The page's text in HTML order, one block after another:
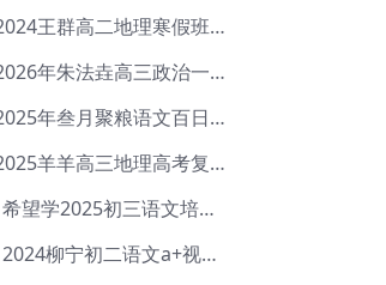
2024王群高二地理寒假班教程【Ei-075】
2026年朱法垚高三政治一轮复习暑假班【Eh-041】
2025年叁月聚粮语文百日冲刺｜荡平玄学诅咒【Ea-001】
2025羊羊高三地理高考复习视频教程+讲义【Ei-051】
希望学2025初三语文培训班秋上A+班（秋上·全国版·A+）【Da-031】
2024柳宁初二语文a+视频教程+课堂笔记+讲义（暑假班+秋季班）【Da-003】